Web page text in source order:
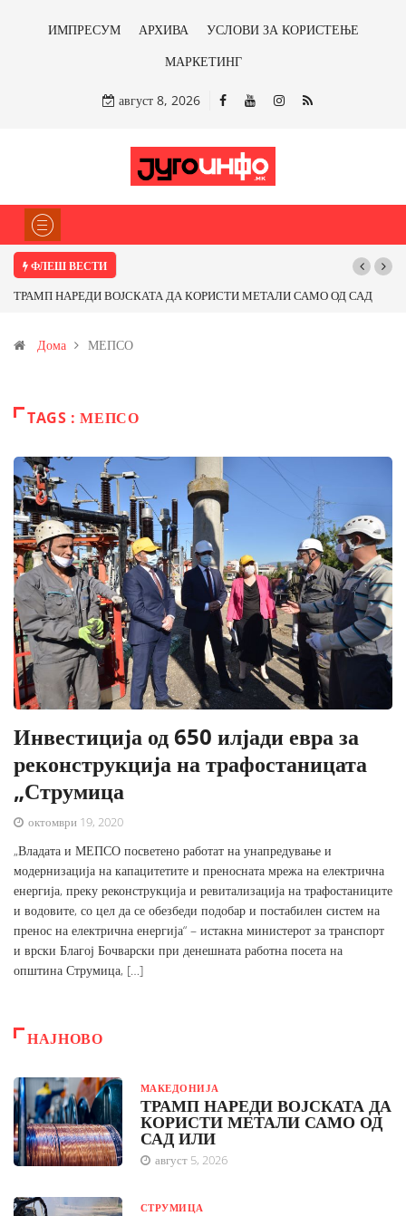
ИМПРЕСУМ АРХИВА
УСЛОВИ ЗА КОРИСТЕЊЕ
МАРКЕТИНГ
август 8, 2026
ФЛЕШ ВЕСТИ
ТРАМП НАРЕДИ ВОЈСКАТА ДА КОРИСТИ МЕТАЛИ САМО ОД САД
Иловица и со антимонот?
Дома МЕПСО
TAGS : МЕПСО
Инвестиција од 650 илјади евра за
реконструкција на трафостаницата
„Струмица
октомври 19, 2020
„Владата и МЕПСО посветено работат на унапредување и
модернизација на капацитетите и преносната мрежа на електрична
енергија, преку реконструкција и ревитализација на трафостаниците
и водовите, со цел да се обезбеди подобар и постабилен систем на
пренос на електрична енергија“ – истакна министерот за транспорт
и врски Благој Бочварски при денешната работна посета на
општина Струмица, […]
НАЈНОВО
МАКЕДОНИЈА
ТРАМП НАРЕДИ ВОЈСКАТА ДА
КОРИСТИ МЕТАЛИ САМО ОД
САД ИЛИ
август 5, 2026
СТРУМИЦА